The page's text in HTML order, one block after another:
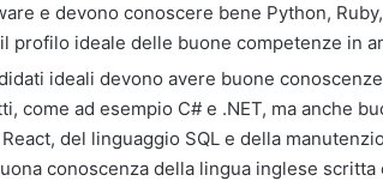
e devono conoscere bene Python,
profilo ideale delle buone competenze in
ideali devono avere buone
come ad esempio C# e .NET, ma anche
del linguaggio SQL e della
conoscenza della lingua inglese scritta